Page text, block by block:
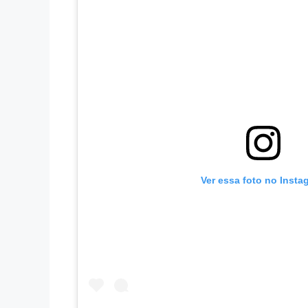
Ver essa foto no